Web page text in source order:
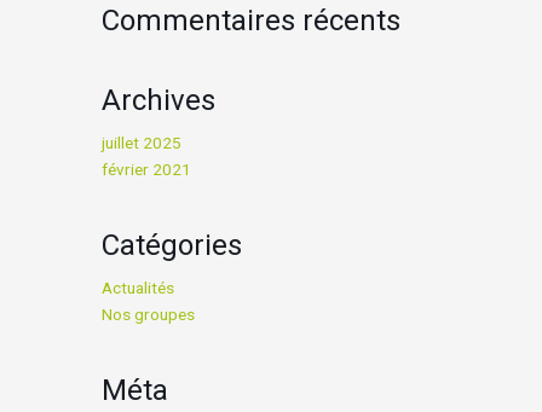
Commentaires récents
Archives
juillet 2025
février 2021
Catégories
Actualités
Nos groupes
Méta